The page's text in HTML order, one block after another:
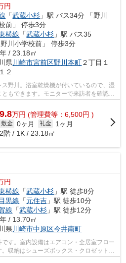
円
「武蔵小杉 」駅 バス34分 「野川
前」 停歩3分
横線 「武蔵小杉 」駅 バス35
川小学校前」 停歩3分
/ 23.18㎡
県川崎市宮前区野川本町２丁目１
２
野川。浴室乾燥機が付いているので、湿
もできます。モニターで来訪者を確認
9.8万円 (管理費等：6,500円 )
敷金 0ヶ月 礼金
1ヶ月
2階 / 1K / 23.18㎡
円
横線 「武蔵小杉 」駅 徒歩8分
黒線 「元住吉 」駅 徒歩10分
線 「武蔵小杉 」駅 徒歩12分
/ 13.70㎡
県 川崎市中原区今井南町
す。室内設備はエアコン・全居室フロー
収納はシューズボックス・クロゼットな
や...